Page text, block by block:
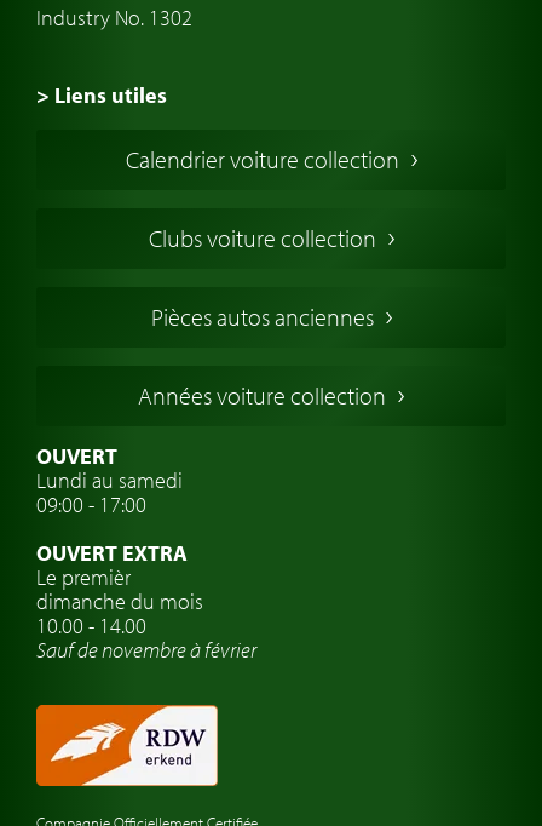
Industry No. 1302
> Liens utiles
Voiture Collection Europe
Voitures Anglaises
Voitures Allemandes
Voitures Suédoises
Assurance voiture de collection
Clubs de voitures classiques
Atelier de voitures anciennes
Montres de marque de voiture
Calendrier voiture collection
Clubs voiture collection
Pièces autos anciennes
Années voiture collection
OUVERT
Lundi au samedi
09:00 - 17:00
OUVERT EXTRA
Le premièr
dimanche du mois
10.00 - 14.00
Sauf de novembre à février
Compagnie Officiellement Certifiée